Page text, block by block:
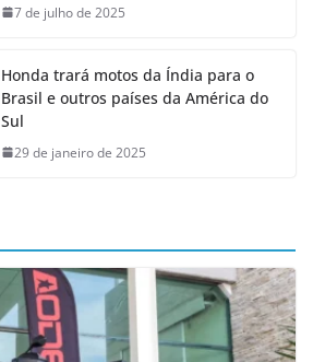
7 de julho de 2025
Honda trará motos da Índia para o
Brasil e outros países da América do
Sul
29 de janeiro de 2025